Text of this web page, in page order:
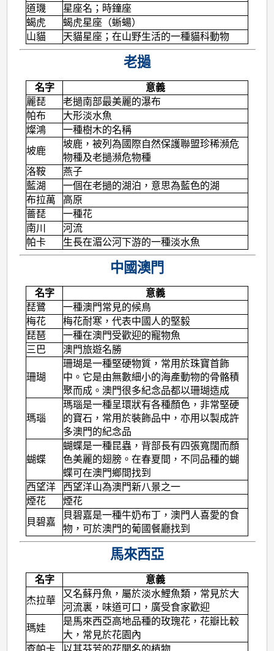
道璣
星座名；時鐘座
蝎虎
蝎虎星座（蜥蝪）
山貓
天貓星座；在山野生活的一種貓科動物
老撾
名字
意義
麗琵
老撾南部最美麗的瀑布
帕布
大形淡水魚
燦鴻
一種樹木的名稱
坡鹿
坡鹿，被列為國際自然保護聯盟珍稀瀕危
物種及老撾瀕危物種
洛鞍
燕子
藍湖
一個在老撾的湖泊，意思為藍色的湖
布拉萬
高原
薔琵
一種花
南川
河流
帕卡
生長在湄公河下游的一種淡水魚
中國澳門
名字
意義
琵鷺
一種澳門常見的候鳥
梅花
梅花耐寒，代表中國人的堅毅
琵琶
一種在澳門受歡迎的寵物魚
三巴
澳門旅遊名勝
珊瑚
珊瑚是一種堅硬物質，常用於珠寶首飾
中。它是由無數細小的海產動物的骨骼積
聚而成。澳門很多紀念品都以珊瑚造成
瑪瑙
瑪瑙是一種呈環狀有各種顏色，非常堅硬
的寶石，常用於裝飾品中，亦用以製成許
多澳門的紀念品
蝴蝶
蝴蝶是一種昆蟲，背部長有四張寬闊而顏
色美麗的翅膀。在春夏間，不同品種的蝴
蝶可在澳門鄉間找到
西望洋
西望洋山為澳門新八景之一
煙花
煙花
貝碧嘉
貝碧嘉是一種牛奶布丁，澳門人喜愛的食
物，可於澳門的葡國餐廳找到
馬來西亞
名字
意義
杰拉華
又名蘇丹魚，屬於淡水鯉魚類，常見於大
河流裏，味道可口，廣受食家歡迎
瑪娃
是馬來西亞高地品種的玫瑰花，花瓣比較
大，常見於花園內
查帕卡
以其芬芳的花聞名的植物